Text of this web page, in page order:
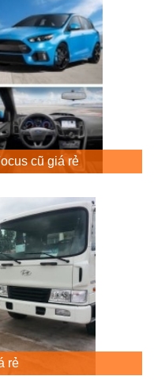
cũ giá rẻ
rẻ